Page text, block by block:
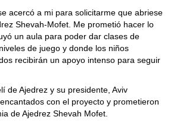
acercó a mi para solicitarme que abriese
Shevah-Mofet. Me prometió hacer lo
un aula para poder dar clases de
de juego y donde los niños
recibirán un apoyo intenso para seguir
de Ajedrez y su presidente, Aviv
con el proyecto y prometieron
de Ajedrez Shevah Mofet.